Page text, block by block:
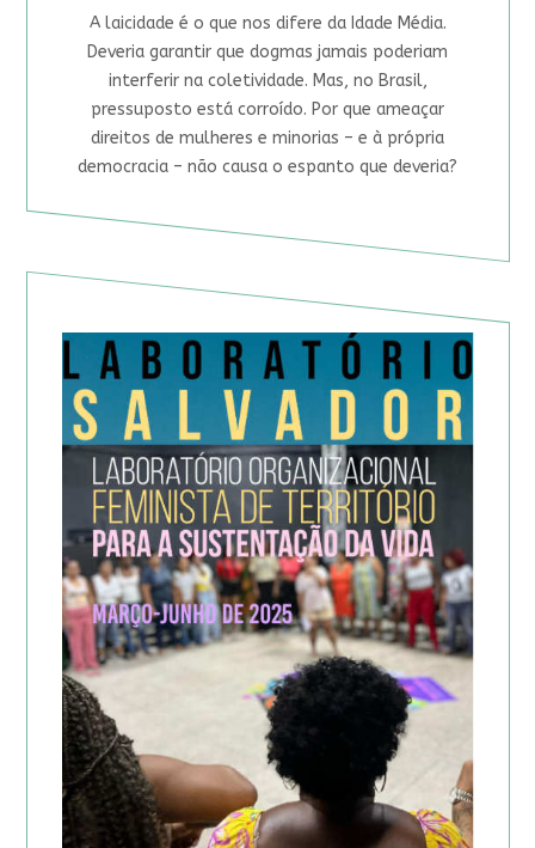
A laicidade é o que nos difere da Idade Média.
Deveria garantir que dogmas jamais poderiam
interferir na coletividade. Mas, no Brasil,
pressuposto está corroído. Por que ameaçar
direitos de mulheres e minorias – e à própria
democracia – não causa o espanto que deveria?